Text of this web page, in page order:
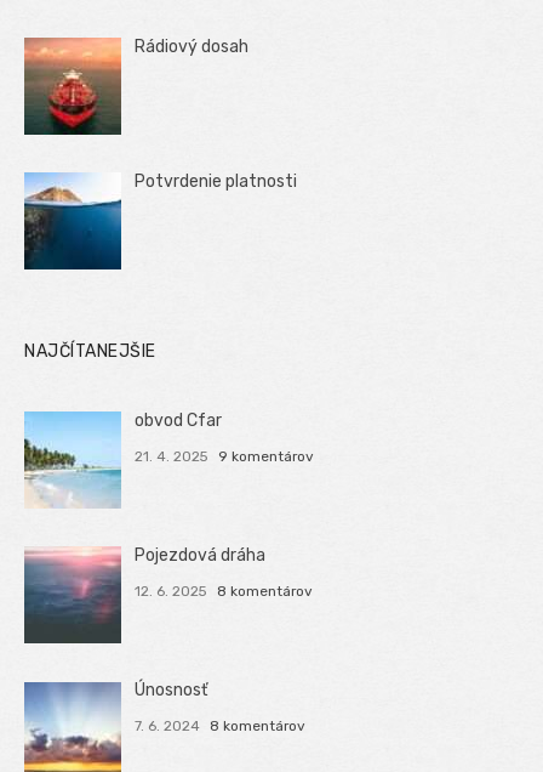
Rádiový dosah
Potvrdenie platnosti
NAJČÍTANEJŠIE
obvod Cfar
21. 4. 2025 9 komentárov
Pojezdová dráha
12. 6. 2025 8 komentárov
Únosnosť
7. 6. 2024 8 komentárov